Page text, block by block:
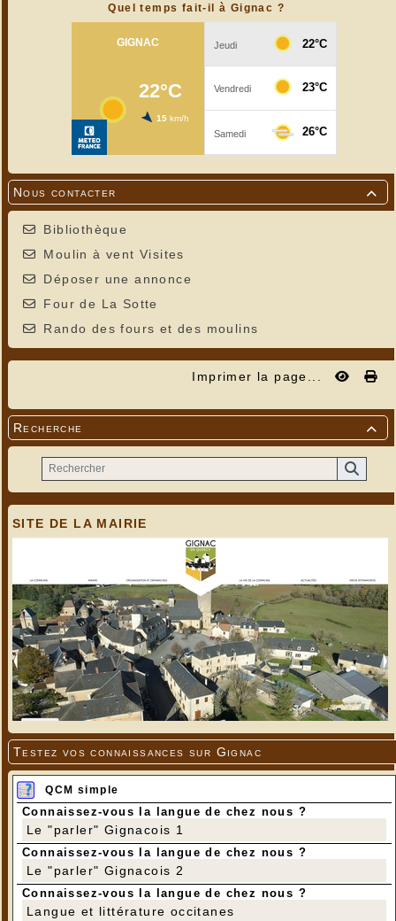
Quel temps fait-il à Gignac ?

Nous contacter
Bibliothèque
Moulin à vent Visites
Déposer une annonce
Four de La Sotte
Rando des fours et des moulins
Imprimer la page...

Recherche
SITE DE LA MAIRIE
Testez vos connaissances sur Gignac
QCM simple
Connaissez-vous la langue de chez nous ?
Le "parler" Gignacois 1
Connaissez-vous la langue de chez nous ?
Le "parler" Gignacois 2
Connaissez-vous la langue de chez nous ?
Langue et littérature occitanes